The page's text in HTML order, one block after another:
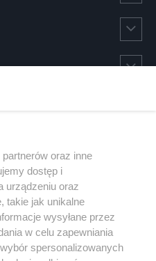
oraz inne
dostęp i
urządzeniu oraz
takie jak unikalne
wysyłane przez
w celu zapewniania
spersonalizowanych